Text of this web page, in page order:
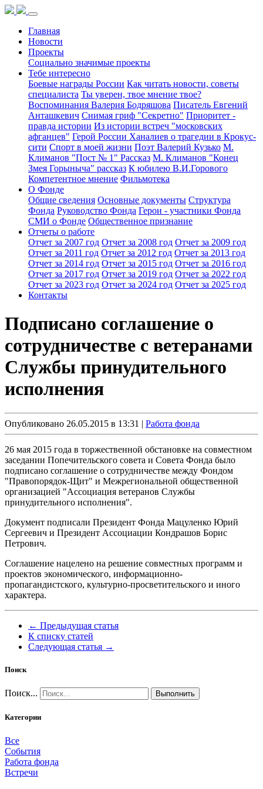
Главная
Новости
Проекты
Социально значимые проекты
Тебе интересно
Боевые награды России Как читать новости, советы
специалиста Ты уверен, твое мнение твое?
Воспоминания Валерия Бодряшова Писатель Евгений
Анташкевич Снимая гриф "Секретно" Приоритет -
правда истории Из истории встреч "московских
афганцев" Герой России Ханалиев о трагедии в Крокус-
сити Спорт в моей жизни Поэт Валерий Кузько М.
Климанов "Пост № 1" Рассказ М. Климанов "Конец
Змея Горыныча" рассказ К юбилею В.И.Горового
Компетентное мнение Фильмотека
О Фонде
Общие сведения Основные документы Структура
Фонда Руководство Фонда Герои - участники Фонда
СМИ о Фонде Общественное признание
Отчеты о работе
Отчет за 2007 год Отчет за 2008 год Отчет за 2009 год
Отчет за 2011 год Отчет за 2012 год Отчет за 2013 год
Отчет за 2014 год Отчет за 2015 год Отчет за 2016 год
Отчет за 2017 год Отчет за 2019 год Отчет за 2022 год
Отчет за 2023 год Отчет за 2024 год Отчет за 2025 год
Контакты
Подписано соглашение о
сотрудничестве с ветеранами
Службы принудительного
исполнения
Опубликовано 26.05.2015 в 13:31 | Работа фонда
26 мая 2015 года в торжественной обстановке на совместном
заседании Попечительского совета и Совета Фонда было
подписано соглашение о сотрудничестве между Фондом
"Правопорядок-Щит" и Межрегиональной общественной
организацией "Ассоциация ветеранов Службы
принудительного исполнения".
Документ подписали Президент Фонда Мацуленко Юрий
Сергеевич и Президент Ассоциации Кондрашов Борис
Петрович.
Соглашение нацелено на решение совместных программ и
проектов экономического, информационно-
пропагандистского, культурно-просветительского и иного
характера.
← Предыдущая статья
К списку статей
Следующая статья →
Поиск
Поиск... Выполнить
Категории
Все
События
Работа фонда
Встречи